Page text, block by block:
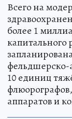
Всего на
более 1
капитального
фельдшерско-
10 единиц
аппаратов и